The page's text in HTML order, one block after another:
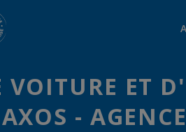
VOITURE ET
-